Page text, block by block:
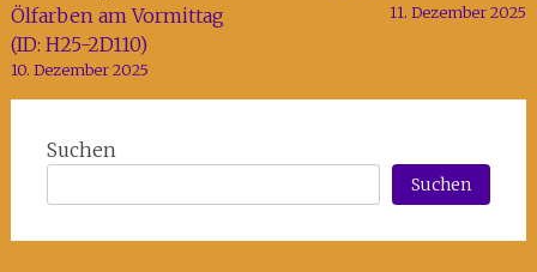
Ölfarben am Vormittag
(ID: H25-2D110)
10. Dezember 2025
11. Dezember 2025
Suchen
Suchen